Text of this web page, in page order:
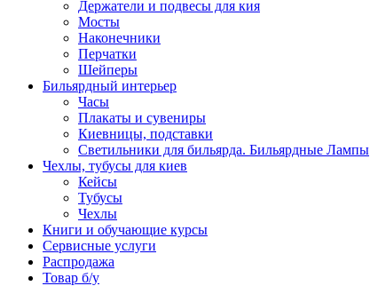
Держатели и подвесы для кия
Мосты
Наконечники
Перчатки
Шейперы
Бильярдный интерьер
Часы
Плакаты и сувениры
Киевницы, подставки
Светильники для бильярда. Бильярдные Лампы
Чехлы, тубусы для киев
Кейсы
Тубусы
Чехлы
Книги и обучающие курсы
Сервисные услуги
Распродажа
Товар б/у